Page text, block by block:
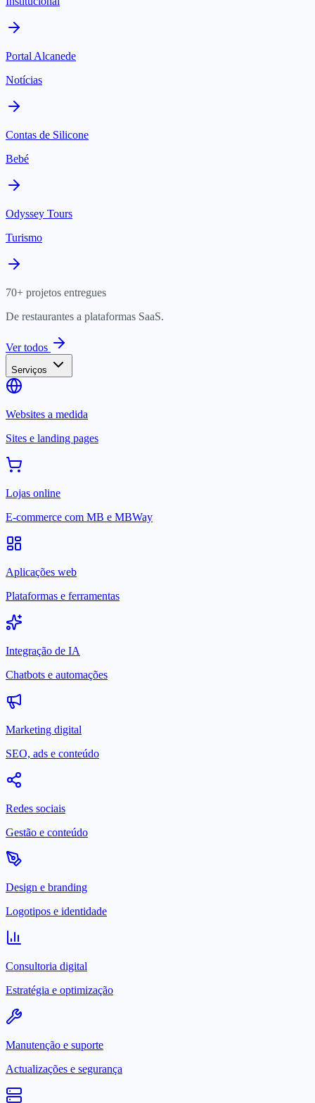
Portal Alcanede
Notícias
Contas de Silicone
Bebé
Odyssey Tours
Turismo
70+ projetos entregues
De restaurantes a plataformas SaaS.
Ver todos
Serviços
Websites a medida
Sites e landing pages
Lojas online
E-commerce com MB e MBWay
Aplicações web
Plataformas e ferramentas
Integração de IA
Chatbots e automações
Marketing digital
SEO, ads e conteúdo
Redes sociais
Gestão e conteúdo
Design e branding
Logotipos e identidade
Consultoria digital
Estratégia e optimização
Manutenção e suporte
Actualizações e segurança